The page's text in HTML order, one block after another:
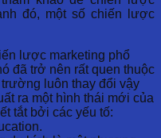
đó, một số chiến lược
lược marketing phổ
đã trở nên rất quen thuộc
luôn thay đổi vậy
ra một hình thái mới của
tắt bởi các yếu tố: